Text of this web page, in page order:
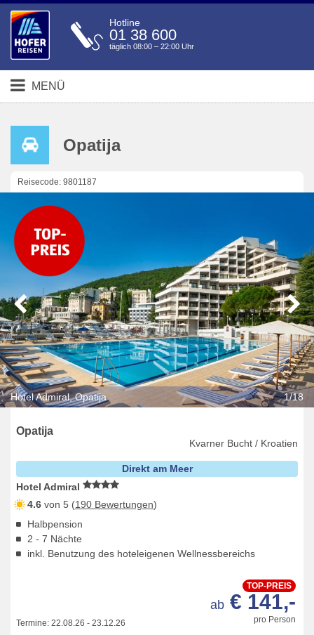
Hotline
01 38 600
täglich 08:00 – 22:00 Uhr
MENÜ
Opatija
Reisecode: 9801187
Hotel Admiral, Opatija 1/18
Opatija
Kvarner Bucht / Kroatien
Direkt am Meer
Hotel Admiral
4.6 von 5 (190 Bewertungen)
Halbpension
2 - 7 Nächte
inkl. Benutzung des hoteleigenen Wellnessbereichs
Termine: 22.08.26 - 23.12.26
TOP-PREIS
pro Person
ab € 141,-